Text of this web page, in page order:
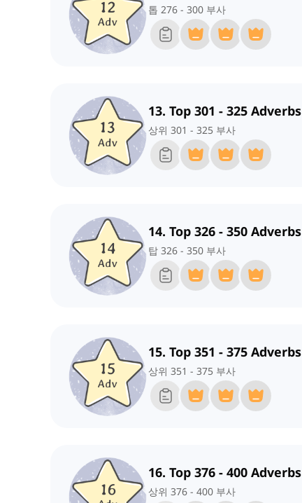
톱 276 - 300 부사
13. Top 301 - 325 Adverbs
상위 301 - 325 부사
14. Top 326 - 350 Adverbs
탑 326 - 350 부사
15. Top 351 - 375 Adverbs
상위 351 - 375 부사
16. Top 376 - 400 Adverbs
상위 376 - 400 부사